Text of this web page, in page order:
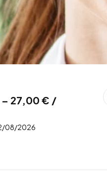
27,00 € /
08/2026